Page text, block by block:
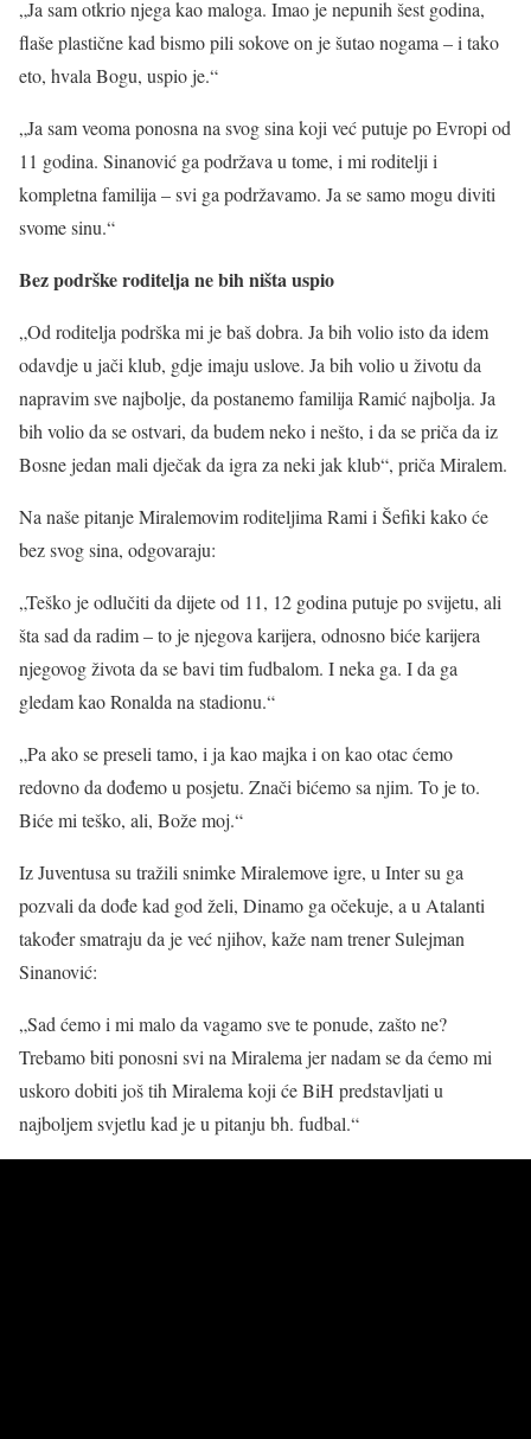
„Ja sam otkrio njega kao maloga. Imao je nepunih šest godina,
flaše plastične kad bismo pili sokove on je šutao nogama – i tako
eto, hvala Bogu, uspio je.“
„Ja sam veoma ponosna na svog sina koji već putuje po Evropi od
11 godina. Sinanović ga podržava u tome, i mi roditelji i
kompletna familija – svi ga podržavamo. Ja se samo mogu diviti
svome sinu.“
Bez podrške roditelja ne bih ništa uspio
„Od roditelja podrška mi je baš dobra. Ja bih volio isto da idem
odavdje u jači klub, gdje imaju uslove. Ja bih volio u životu da
napravim sve najbolje, da postanemo familija Ramić najbolja. Ja
bih volio da se ostvari, da budem neko i nešto, i da se priča da iz
Bosne jedan mali dječak da igra za neki jak klub“, priča Miralem.
Na naše pitanje Miralemovim roditeljima Rami i Šefiki kako će
bez svog sina, odgovaraju:
„Teško je odlučiti da dijete od 11, 12 godina putuje po svijetu, ali
šta sad da radim – to je njegova karijera, odnosno biće karijera
njegovog života da se bavi tim fudbalom. I neka ga. I da ga
gledam kao Ronalda na stadionu.“
„Pa ako se preseli tamo, i ja kao majka i on kao otac ćemo
redovno da dođemo u posjetu. Znači bićemo sa njim. To je to.
Biće mi teško, ali, Bože moj.“
Iz Juventusa su tražili snimke Miralemove igre, u Inter su ga
pozvali da dođe kad god želi, Dinamo ga očekuje, a u Atalanti
također smatraju da je već njihov, kaže nam trener Sulejman
Sinanović:
„Sad ćemo i mi malo da vagamo sve te ponude, zašto ne?
Trebamo biti ponosni svi na Miralema jer nadam se da ćemo mi
uskoro dobiti još tih Miralema koji će BiH predstavljati u
najboljem svjetlu kad je u pitanju bh. fudbal.“